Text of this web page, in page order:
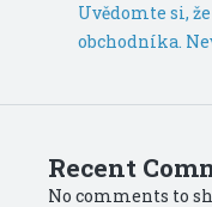
Uvědomte si,
obchodníka.
Recent
No comments to